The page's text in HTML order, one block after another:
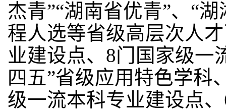
杰青”“湖南省优青”、“
程人选等省级高层次人
业建设点、8门国家级一
四五”省级应用特色学科
级一流本科专业建设点